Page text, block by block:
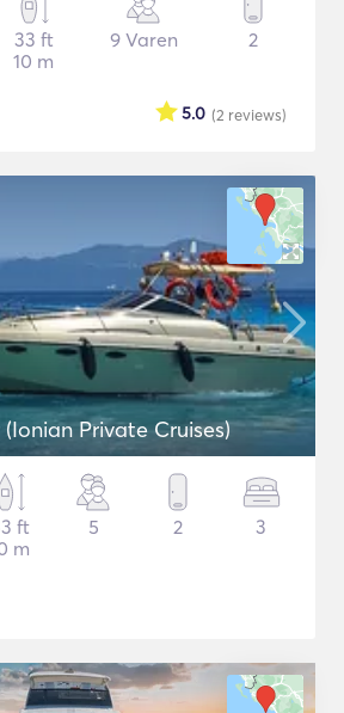
33 ft
10 m
9 Varen 2
(2 reviews)
5.0
Private Cruises)
ft
m
5 2 3